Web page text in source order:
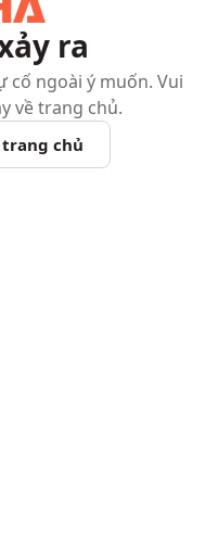
ra
cố ngoài ý muốn. Vui
về trang chủ.
trang chủ